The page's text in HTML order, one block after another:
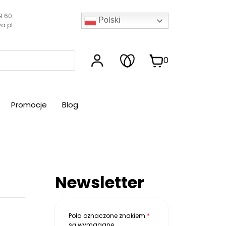
60
Polski
0
Promocje Blog
Newsletter
Pola oznaczone znakiem *